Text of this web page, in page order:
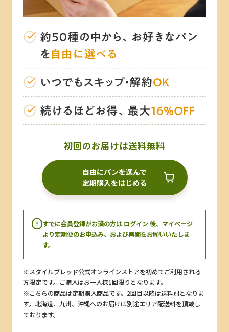
初回のお届けは送料無料
自由にパンを選んで
定期購入をはじめる
すでに会員登録がお済の方は ログイン後、マイページ
より定期便のお申込み、および再開をお願いいたしま
す。
※スタイルブレッド公式オンラインストアを初めてご利用される
方限定です。ご購入はお一人様1回限りとなります。
※こちらの商品は定期購入商品です。2回目以降は送料別となりま
す。北海道、九州、沖縄へのお届けは別途エリア配送料を頂戴し
ております。